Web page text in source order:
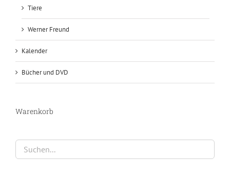
Tiere
Werner Freund
Kalender
Bücher und DVD
Warenkorb